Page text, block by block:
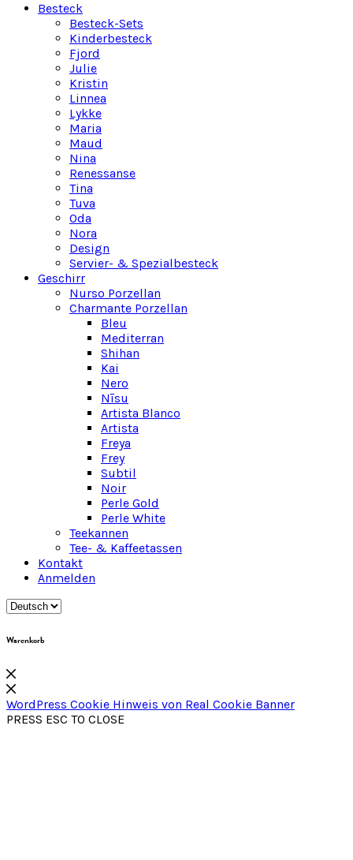
Besteck
Besteck-Sets
Kinderbesteck
Fjord
Julie
Kristin
Linnea
Lykke
Maria
Maud
Nina
Renessanse
Tina
Tuva
Oda
Nora
Design
Servier- & Spezialbesteck
Geschirr
Nurso Porzellan
Charmante Porzellan
Bleu
Mediterran
Shihan
Kai
Nero
Nīsu
Artista Blanco
Artista
Freya
Frey
Subtil
Noir
Perle Gold
Perle White
Teekannen
Tee- & Kaffeetassen
Kontakt
Anmelden
Warenkorb
WordPress Cookie Hinweis von Real Cookie Banner
PRESS ESC TO CLOSE